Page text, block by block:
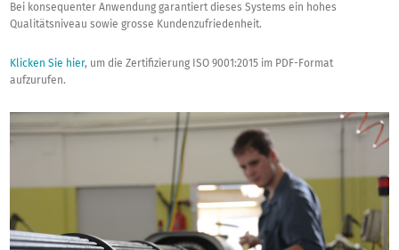
Bei konsequenter Anwendung garantiert dieses Systems ein hohes
Qualitätsniveau sowie grosse Kundenzufriedenheit.
Klicken Sie hier, um die Zertifizierung ISO 9001:2015 im PDF-Format
aufzurufen.